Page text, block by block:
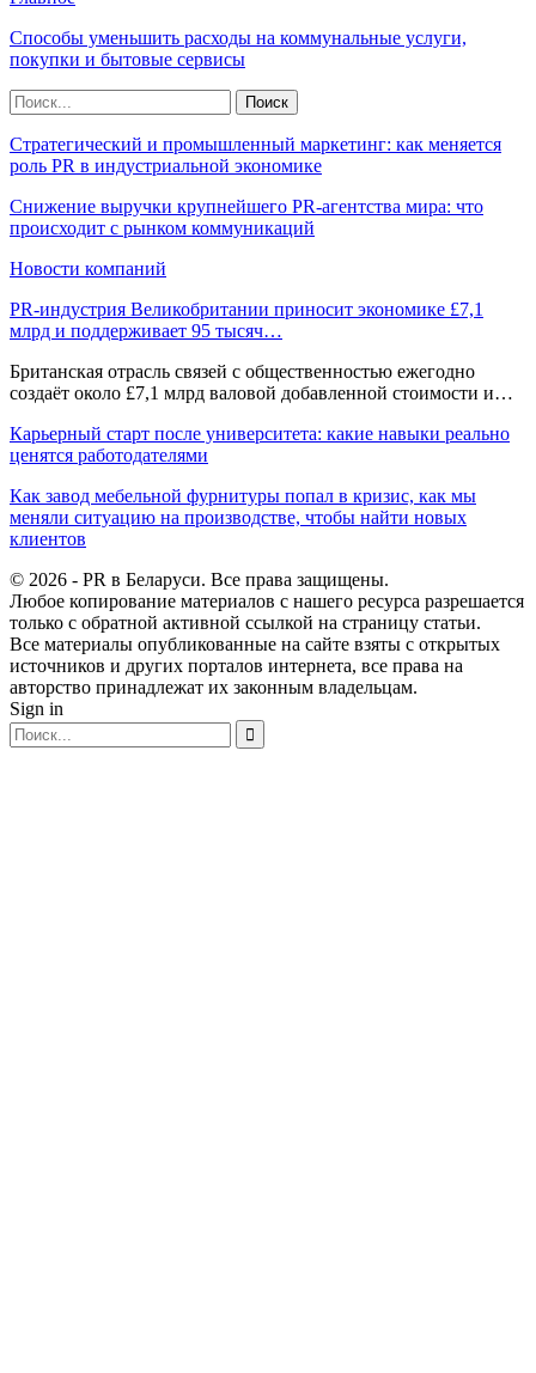
Способы уменьшить расходы на коммунальные услуги,
покупки и бытовые сервисы
Стратегический и промышленный маркетинг: как меняется
роль PR в индустриальной экономике
Снижение выручки крупнейшего PR-агентства мира: что
происходит с рынком коммуникаций
Новости компаний
PR-индустрия Великобритании приносит экономике £7,1
млрд и поддерживает 95 тысяч…
Британская отрасль связей с общественностью ежегодно
создаёт около £7,1 млрд валовой добавленной стоимости и…
Карьерный старт после университета: какие навыки реально
ценятся работодателями
Как завод мебельной фурнитуры попал в кризис, как мы
меняли ситуацию на производстве, чтобы найти новых
клиентов
© 2026 - PR в Беларуси. Все права защищены.
Любое копирование материалов с нашего ресурса разрешается
только с обратной активной ссылкой на страницу статьи.
Все материалы опубликованные на сайте взяты с открытых
источников и других порталов интернета, все права на
авторство принадлежат их законным владельцам.
Sign in